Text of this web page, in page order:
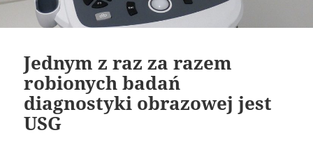
Jednym z raz za razem
robionych badań
diagnostyki obrazowej jest
USG